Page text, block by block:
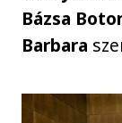
Bázsa
Barbara